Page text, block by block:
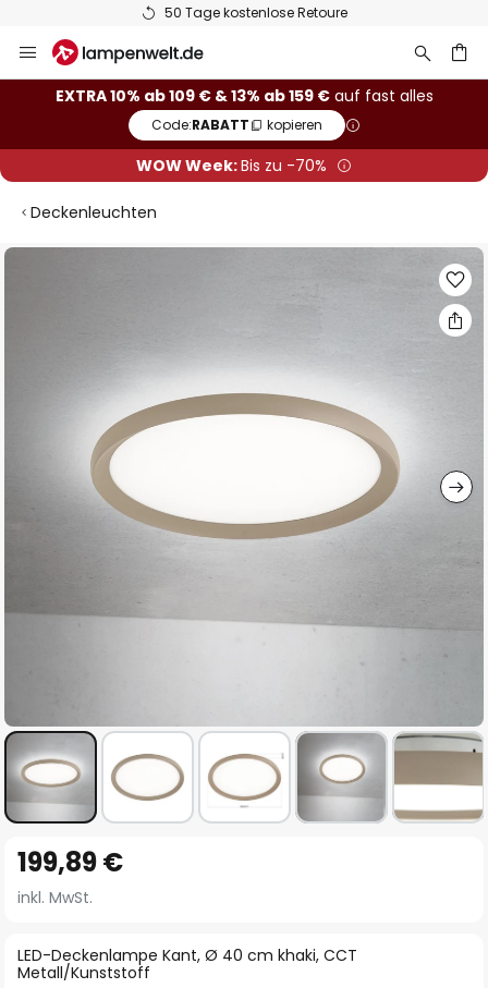
50 Tage kostenlose Retoure
Inhalt
springen
EXTRA 10% ab 109 € & 13% ab 159 €auf fast alles
Code:RABATT kopieren
WOW Week:Bis zu -70%
Deckenleuchten
Zum
Anfang
der
springen
LED-Deckenlampe Kant, Ø 40 cm khaki, CCT
Metall/Kunststoff
199,89 €
inkl. MwSt.